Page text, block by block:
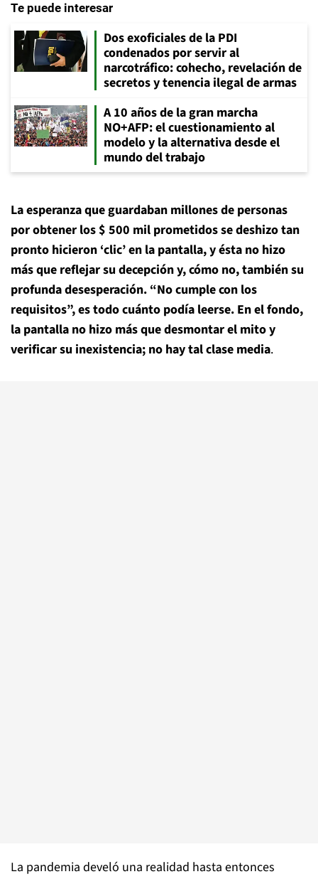
Te puede interesar
Dos exoficiales de la PDI
condenados por servir al
narcotráfico: cohecho, revelación de
secretos y tenencia ilegal de armas
A 10 años de la gran marcha
NO+AFP: el cuestionamiento al
modelo y la alternativa desde el
mundo del trabajo
La esperanza que guardaban millones de personas
por obtener los $ 500 mil prometidos se deshizo tan
pronto hicieron ‘clic’ en la pantalla, y ésta no hizo
más que reflejar su decepción y, cómo no, también su
profunda desesperación. “No cumple con los
requisitos”, es todo cuánto podía leerse. En el fondo,
la pantalla no hizo más que desmontar el mito y
verificar su inexistencia; no hay tal clase media.
La pandemia develó una realidad hasta entonces